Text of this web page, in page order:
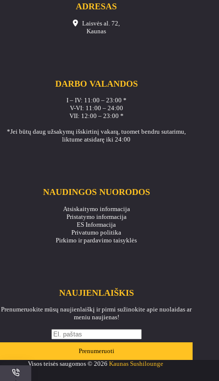
ADRESAS
Laisvės al. 72,
Kaunas
DARBO VALANDOS
I – IV: 11:00 – 23:00 *
V-VI: 11:00 – 24:00
VII: 12:00 – 23:00 *
*Jei būtų daug užsakymų išskirtinį vakarą, tuomet bendru sutarimu,
liktume atsidarę iki 24:00
NAUDINGOS NUORODOS
Atsiskaitymo informacija
Pristatymo informacija
ES Informacija
Privatumo politika
Pirkimo ir pardavimo taisyklės
NAUJIENLAIŠKIS
Prenumeruokite mūsų naujienlaiškį ir pirmi sužinokite apie nuolaidas ar
meniu naujienas!
Prenumeruoti
Visos teisės saugomos © 2026Kaunas Sushilounge